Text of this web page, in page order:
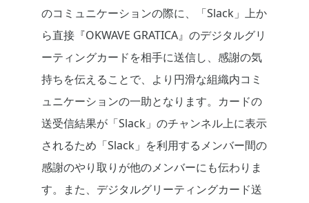
のコミュニケーションの際に、「Slack」上か
ら直接『OKWAVE GRATICA』のデジタルグリ
ーティングカードを相手に送信し、感謝の気
持ちを伝えることで、より円滑な組織内コミ
ュニケーションの一助となります。カードの
送受信結果が「Slack」のチャンネル上に表示
されるため「Slack」を利用するメンバー間の
感謝のやり取りが他のメンバーにも伝わりま
す。また、デジタルグリーティングカード送